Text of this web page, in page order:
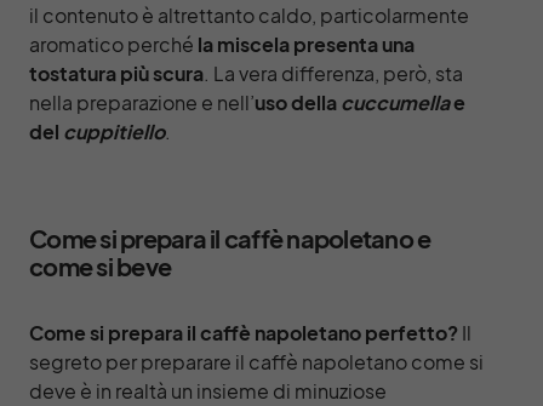
il contenuto è altrettanto caldo, particolarmente
aromatico perché la miscela presenta una
tostatura più scura . La vera differenza, però, sta
nella preparazione e nell’uso dellacuccumellae
del cuppitiello.
Come si prepara il caffè napoletano e
come si beve
Come si prepara ilcaffè napoletanoperfetto? Il
segreto per preparare il caffè napoletano come si
deve è in realtà un insieme di minuziose